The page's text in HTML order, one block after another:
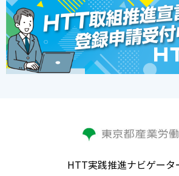
HTT実践推進ナビゲータ